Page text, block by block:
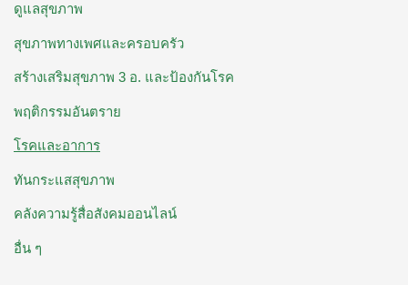
ดูแลสุขภาพ
สุขภาพทางเพศและครอบครัว
สร้างเสริมสุขภาพ 3 อ. ​และป้องกันโรค
พฤติกรรมอันตราย
โรคและอาการ
ทันกระแสสุขภาพ
คลังความรู้สื่อสังคมออนไลน์
อื่น ๆ